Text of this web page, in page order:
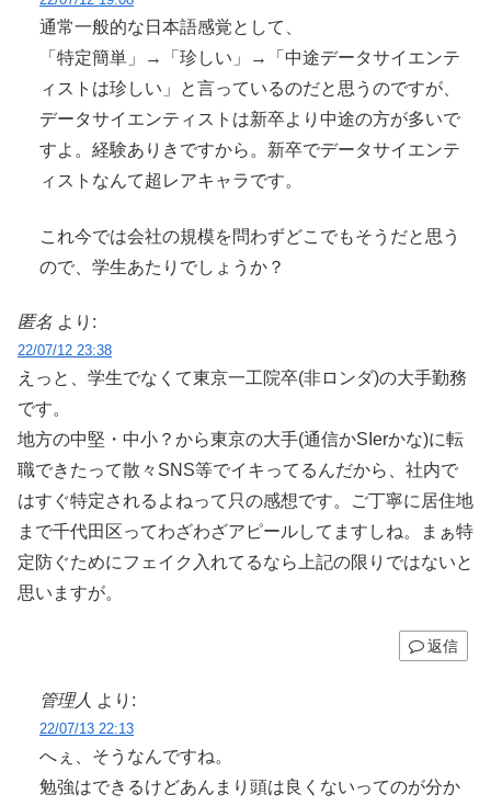
通常一般的な日本語感覚として、
「特定簡単」→「珍しい」→「中途データサイエンテ
ィストは珍しい」と言っているのだと思うのですが、
データサイエンティストは新卒より中途の方が多いで
すよ。経験ありきですから。新卒でデータサイエンテ
ィストなんて超レアキャラです。
これ今では会社の規模を問わずどこでもそうだと思う
ので、学生あたりでしょうか？
匿名 より:
22/07/12 23:38
えっと、学生でなくて東京一工院卒(非ロンダ)の大手勤務
です。
地方の中堅・中小？から東京の大手(通信かSIerかな)に転
職できたって散々SNS等でイキってるんだから、社内で
はすぐ特定されるよねって只の感想です。ご丁寧に居住地
まで千代田区ってわざわざアピールしてますしね。まぁ特
定防ぐためにフェイク入れてるなら上記の限りではないと
思いますが。
返信
管理人 より:
22/07/13 22:13
へぇ、そうなんですね。
勉強はできるけどあんまり頭は良くないってのが分か